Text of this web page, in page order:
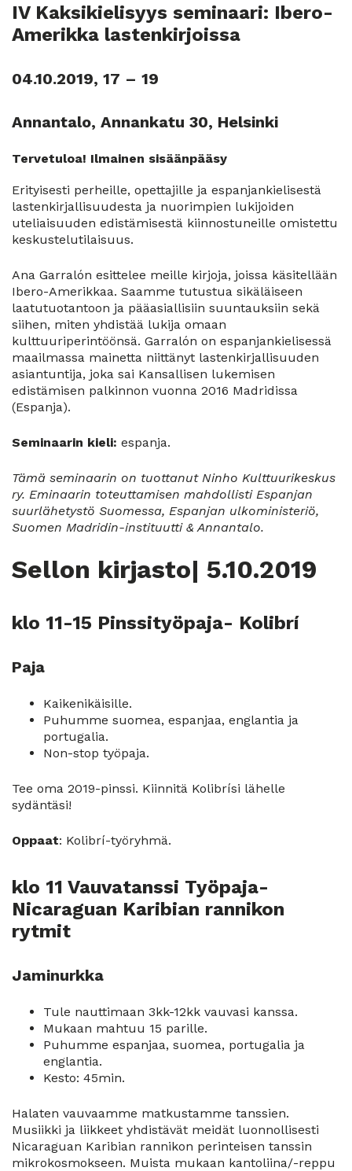
IV Kaksikielisyys seminaari: Ibero-
Amerikka lastenkirjoissa
04.10.2019, 17 – 19
Annantalo, Annankatu 30, Helsinki
Tervetuloa! Ilmainen sisäänpääsy
Erityisesti perheille, opettajille ja espanjankielisestä
lastenkirjallisuudesta ja nuorimpien lukijoiden
uteliaisuuden edistämisestä kiinnostuneille omistettu
keskustelutilaisuus.
Ana Garralón esittelee meille kirjoja, joissa käsitellään
Ibero-Amerikkaa. Saamme tutustua sikäläiseen
laatutuotantoon ja pääasiallisiin suuntauksiin sekä
siihen, miten yhdistää lukija omaan
kulttuuriperintöönsä. Garralón on espanjankielisessä
maailmassa mainetta niittänyt lastenkirjallisuuden
asiantuntija, joka sai Kansallisen lukemisen
edistämisen palkinnon vuonna 2016 Madridissa
(Espanja).
Seminaarin kieli: espanja.
Tämä seminaarin on tuottanut Ninho Kulttuurikeskus
ry. Eminaarin toteuttamisen mahdollisti Espanjan
suurlähetystö Suomessa, Espanjan ulkoministeriö,
Suomen Madridin-instituutti & Annantalo.
Sellon kirjasto| 5.10.2019
klo 11-15 Pinssityöpaja- Kolibrí
Paja
Kaikenikäisille.
Puhumme suomea, espanjaa, englantia ja
portugalia.
Non-stop työpaja.
Tee oma 2019-pinssi. Kiinnitä Kolibrísi lähelle
sydäntäsi!
Oppaat: Kolibrí-työryhmä.
klo 11 Vauvatanssi Työpaja-
Nicaraguan Karibian rannikon
rytmit
Jaminurkka
Tule nauttimaan 3kk-12kk vauvasi kanssa.
Mukaan mahtuu 15 parille.
Puhumme espanjaa, suomea, portugalia ja
englantia.
Kesto: 45min.
Halaten vauvaamme matkustamme tanssien.
Musiikki ja liikkeet yhdistävät meidät luonnollisesti
Nicaraguan Karibian rannikon perinteisen tanssin
mikrokosmokseen. Muista mukaan kantoliina/-reppu